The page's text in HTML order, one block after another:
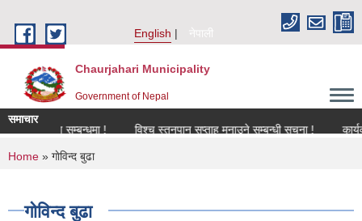
English
नेपाली
Chaurjahari Municipality
Government of Nepal
समाचार
नविकरण सम्बन्धमा !
विश्च स्तनपान सप्ताह मनाउने सम्बन्धी सूचना !
You are here
Home » गाेविन्द बुढा
गाेविन्द बुढा